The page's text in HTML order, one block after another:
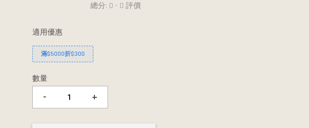
總分: 0 - 0 評價
適用優惠
滿$5000折$300
數量
- +